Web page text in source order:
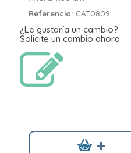
Referencia: CAT0809
¿Le gustaría un cambio?
Solicite un cambio ahora